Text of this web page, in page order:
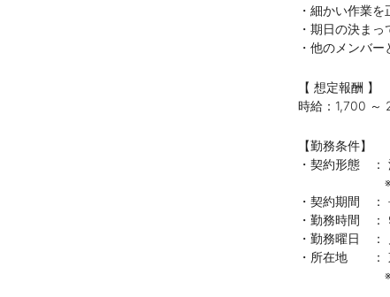
・細かい作業
・期日の決ま
・他のメンバ
【 想定報酬 】
時給：1,700 ～
【勤務条件】
・契約形態 ：
※弊社と雇
・契約期間 ：
・勤務時間
・勤務曜日
・所在地 ：
※基本リモ